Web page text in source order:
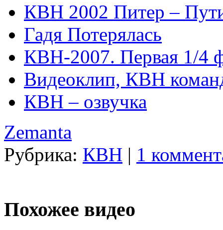
КВН 2002 Питер –
Гадя Потерялась
КВН-2007. Первая 1/4
Видеоклип, КВН
КВН – озвучка
Zemanta
Рубрика: КВН | 1
Похожее видео